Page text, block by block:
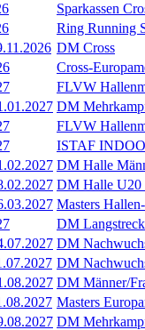
Sparkassen
Ring Running
DM Cross
Cross-
FLVW
DM
FLVW
ISTAF
DM Halle
DM Halle
Masters
DM
DM
DM
DM Männer/
Masters
DM